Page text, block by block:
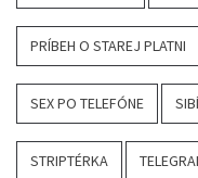
PRÍBEH O STAREJ PLATNI
SEX PO TELEFÓNE
STRIPTÉRKA